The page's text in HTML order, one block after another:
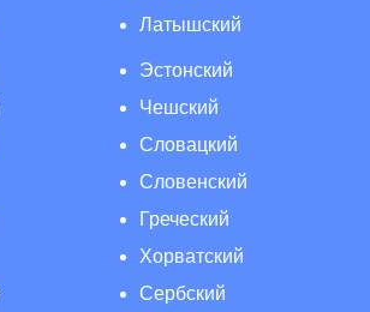
Латышский
Эстонский
Чешский
Словацкий
Словенский
Греческий
Хорватский
Сербский